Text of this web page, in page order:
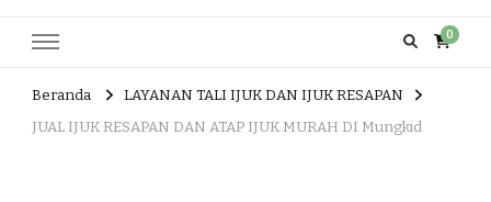
0
Beranda
LAYANAN TALI IJUK DAN IJUK RESAPAN
JUAL IJUK RESAPAN DAN ATAP IJUK MURAH DI Mungkid